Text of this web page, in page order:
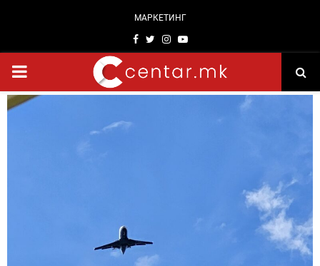
МАРКЕТИНГ
Facebook
TwitterInstagram
Youtube
PRIMARY
MENU